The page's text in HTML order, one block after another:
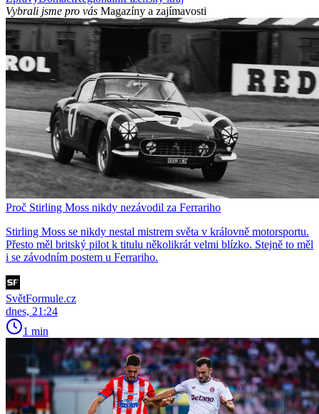
Vybrali jsme pro vás Magazíny a zajímavosti
Proč Stirling Moss nikdy nezávodil za Ferrariho
Stirling Moss se nikdy nestal mistrem světa v královně motorsportu.
Přesto měl britský pilot k titulu několikrát velmi blízko. Stejně to měl
i se závodním postem u Ferrariho.
SvětFormule.cz
dnes, 21:24
1 min